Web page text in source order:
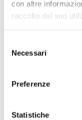
con altre
raccolto dal suo
delNecessari
Preferenze
Statistiche
Umbria, il cuore
effettuiamo